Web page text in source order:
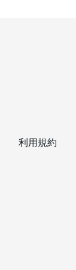
利用規約